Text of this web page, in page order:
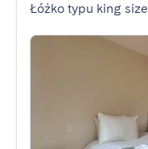
Łóżko typu king size